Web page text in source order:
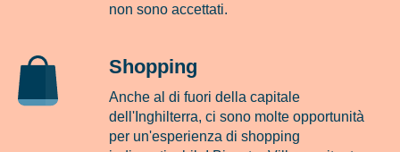
non sono accettati.
Shopping
Anche al di fuori della capitale
dell'Inghilterra, ci sono molte opportunità
per un'esperienza di shopping